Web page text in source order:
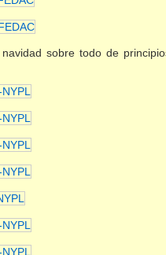
sobre todo de